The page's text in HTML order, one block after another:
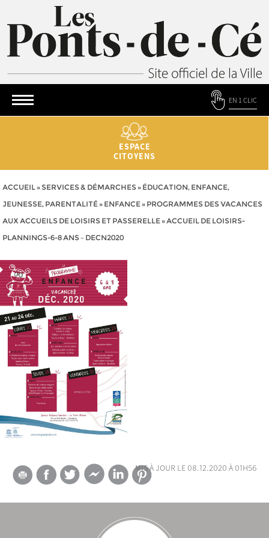
EN 1 CLIC
ESPACE
CITOYENS
ACCUEIL» SERVICES & DÉMARCHES» ÉDUCATION, ENFANCE,
JEUNESSE, PARENTALITÉ» ENFANCE» PROGRAMMES DES VACANCES
AUX ACCUEILS DE LOISIRS ET PASSERELLE»ACCUEIL DE LOISIRS-
PLANNINGS-6-8 ANS – DECN2020
mis à jour le 08.12.2020 à 01h56